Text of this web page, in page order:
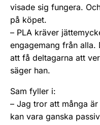
visade sig fungera.
på köpet.
– PLA kräver
engagemang från
att få deltagarna att
säger han.
Sam fyller i:
– Jag tror att många
kan vara ganska